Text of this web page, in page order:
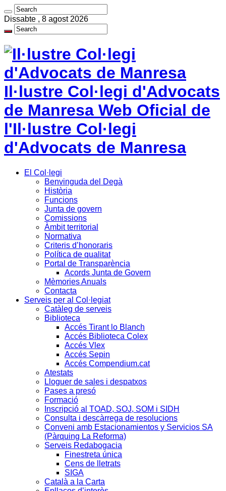
Dissabte , 8 agost 2026
Il·lustre Col·legi d'Advocats
de Manresa Web Oficial de
l'Il·lustre Col·legi
d'Advocats de Manresa
El Col·legi
Benvinguda del Degà
Història
Funcions
Junta de govern
Comissions
Àmbit territorial
Normativa
Criteris d’honoraris
Política de qualitat
Portal de Transparència
Acords Junta de Govern
Mèmories Anuals
Contacta
Serveis per al Col·legiat
Catàleg de serveis
Biblioteca
Accés Tirant lo Blanch
Accés Biblioteca Colex
Accés Vlex
Accés Sepin
Accés Compendium.cat
Atestats
Lloguer de sales i despatxos
Pases a presó
Formació
Inscripció al TOAD, SOJ, SOM i SIDH
Consulta i descàrrega de resolucions
Conveni amb Estacionamientos y Servicios SA
(Pàrquing La Reforma)
Serveis Redabogacia
Finestreta única
Cens de lletrats
SIGA
Català a la Carta